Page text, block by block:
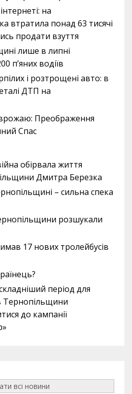
на
втратила понад 63 тисячі
продати взуття
лише в липні
п’яних водіїв
і розтрощені авто: в
ДТП на
Преображення
Спас
обірвала життя
Дмитра Березка
– сильна спека
розшукали
17 нових тролейбусів
період для
Тернопільщини
до кампанії
всі новини